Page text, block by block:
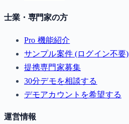
士業・専門家の方
Pro 機能紹介
サンプル案件 (ログイン不要)
提携専門家募集
30分デモを相談する
デモアカウントを希望する
運営情報